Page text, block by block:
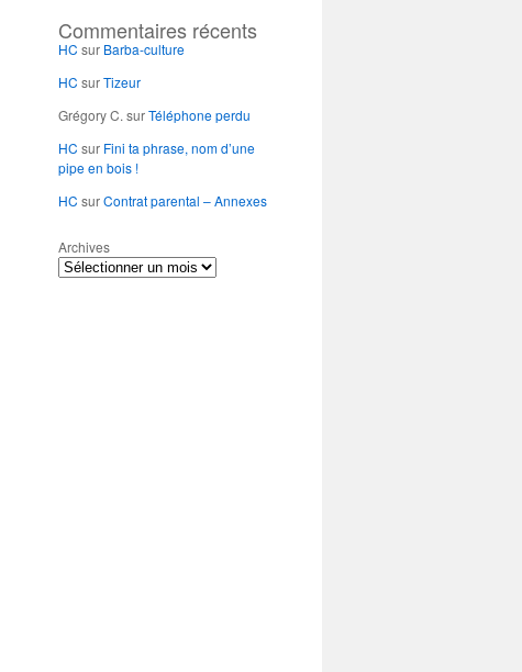
Commentaires récents
HC sur Barba-culture
HC surTizeur
Grégory C. surTéléphone perdu
HC sur Fini ta phrase, nom d’une
pipe en bois !
HC surContrat parental – Annexes
Archives